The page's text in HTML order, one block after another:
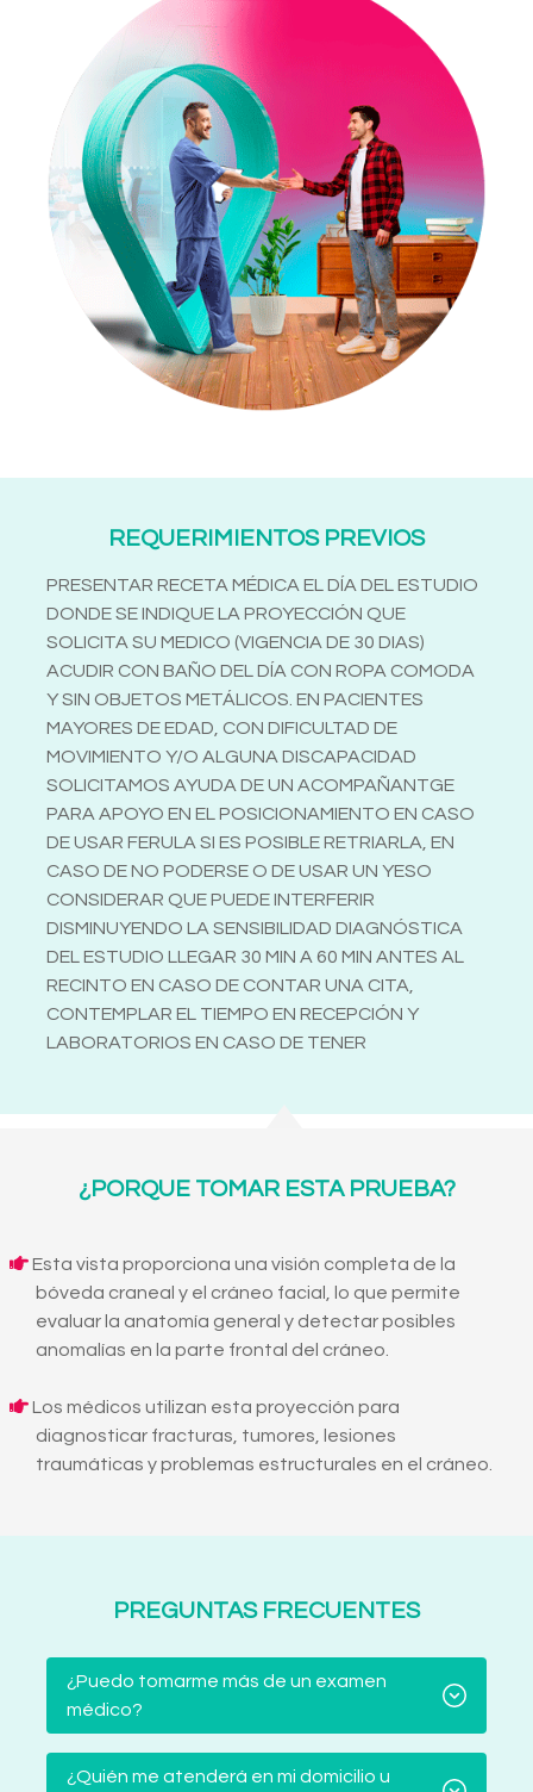
REQUERIMIENTOS PREVIOS
PRESENTAR RECETA MÉDICA EL DÍA DEL ESTUDIO
DONDE SE INDIQUE LA PROYECCIÓN QUE
SOLICITA SU MEDICO (VIGENCIA DE 30 DIAS)
ACUDIR CON BAÑO DEL DÍA CON ROPA COMODA
Y SIN OBJETOS METÁLICOS. EN PACIENTES
MAYORES DE EDAD, CON DIFICULTAD DE
MOVIMIENTO Y/O ALGUNA DISCAPACIDAD
SOLICITAMOS AYUDA DE UN ACOMPAÑANTGE
PARA APOYO EN EL POSICIONAMIENTO EN CASO
DE USAR FERULA SI ES POSIBLE RETRIARLA, EN
CASO DE NO PODERSE O DE USAR UN YESO
CONSIDERAR QUE PUEDE INTERFERIR
DISMINUYENDO LA SENSIBILIDAD DIAGNÓSTICA
DEL ESTUDIO LLEGAR 30 MIN A 60 MIN ANTES AL
RECINTO EN CASO DE CONTAR UNA CITA,
CONTEMPLAR EL TIEMPO EN RECEPCIÓN Y
LABORATORIOS EN CASO DE TENER
¿PORQUE TOMAR ESTA PRUEBA?
Esta vista proporciona una visión completa de la
bóveda craneal y el cráneo facial, lo que permite
evaluar la anatomía general y detectar posibles
anomalías en la parte frontal del cráneo.
Los médicos utilizan esta proyección para
diagnosticar fracturas, tumores, lesiones
traumáticas y problemas estructurales en el cráneo.
PREGUNTAS FRECUENTES
¿Puedo tomarme más de un examen
médico?
¿Quién me atenderá en mi domicilio u